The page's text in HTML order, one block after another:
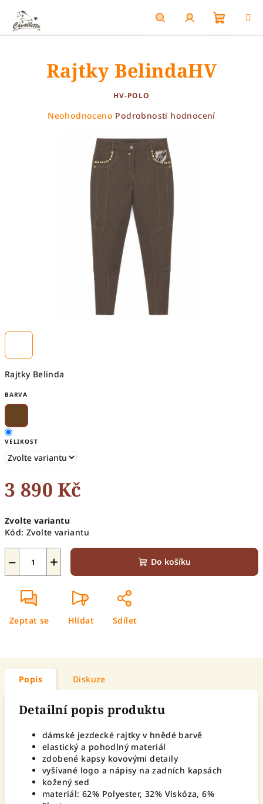
obsah
HledatPřihlášení
Rajtky Belinda
BARVA
VELIKOST
3 890 Kč
cena:
Zvolte variantu
Kód: Zvolte variantu
+
− Do košíku
Zeptat se Hlídat Sdílet
Rajtky BelindaHV
HV-POLO
Průměrné
Neohodnoceno Podrobnosti hodnocení
Popis Diskuze
Detailní popis produktu
dámské jezdecké rajtky v hnědé barvě
elastický a pohodlný materiál
zdobené kapsy kovovými detaily
vyšívané logo a nápisy na zadních kapsách
kožený sed
materiál: 62% Polyester, 32% Viskóza, 6%